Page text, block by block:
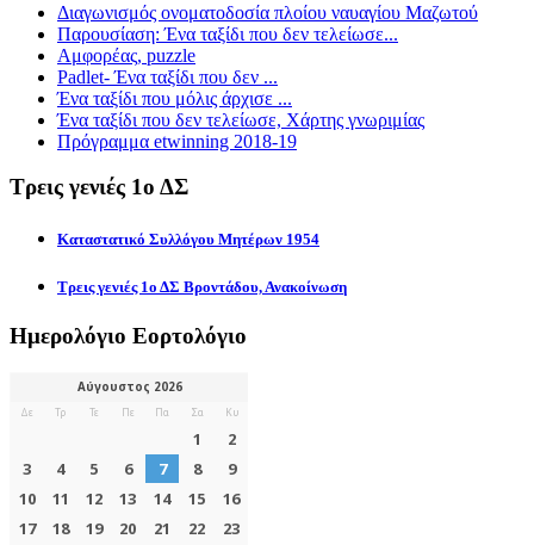
Διαγωνισμός ονοματοδοσία πλοίου ναυαγίου Μαζωτού
Παρουσίαση: Ένα ταξίδι που δεν τελείωσε...
Αμφορέας, puzzle
Padlet- Ένα ταξίδι που δεν ...
Ένα ταξίδι που μόλις άρχισε ...
Ένα ταξίδι που δεν τελείωσε, Χάρτης γνωριμίας
Πρόγραμμα etwinning 2018-19
Τρεις γενιές 1ο ΔΣ
Καταστατικό Συλλόγου Μητέρων 1954
Τρεις γενιές 1ο ΔΣ Βροντάδου, Ανακοίνωση
Ημερολόγιο Εορτολόγιο